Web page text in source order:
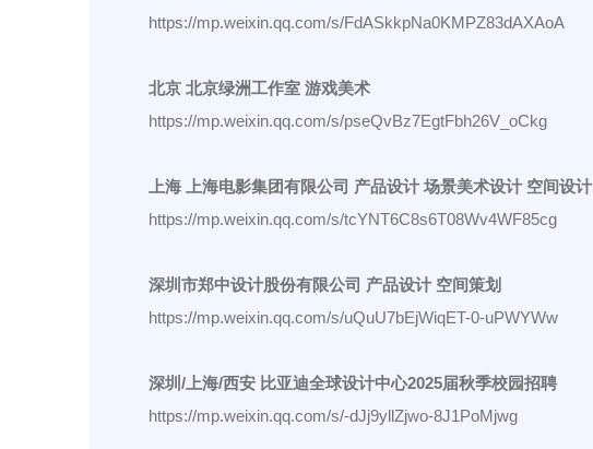
https://mp.weixin.qq.com/s/FdASkkpNa0KMPZ83dAXAoA
北京 北京绿洲工作室 游戏美术
https://mp.weixin.qq.com/s/pseQvBz7EgtFbh26V_oCkg
上海 上海电影集团有限公司 产品设计 场景美术设计 空间设计
https://mp.weixin.qq.com/s/tcYNT6C8s6T08Wv4WF85cg
深圳市郑中设计股份有限公司 产品设计 空间策划
https://mp.weixin.qq.com/s/uQuU7bEjWiqET-0-uPWYWw
深圳/上海/西安 比亚迪全球设计中心2025届秋季校园招聘
https://mp.weixin.qq.com/s/-dJj9yllZjwo-8J1PoMjwg